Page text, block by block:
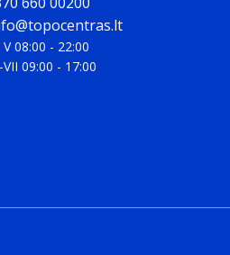
V 08:00 - 22:00
VII 09:00 - 17:00